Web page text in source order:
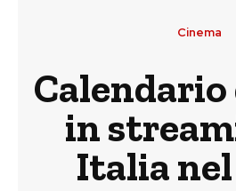
Cinema
in
Italia nel